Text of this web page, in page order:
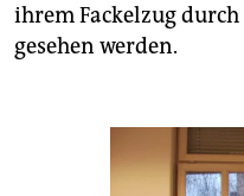
ihrem Fackelzug
gesehen werden.